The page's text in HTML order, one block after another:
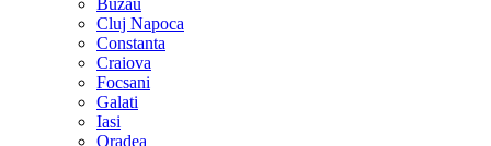
Buzau
Cluj Napoca
Constanta
Craiova
Focsani
Galati
Iasi
Oradea